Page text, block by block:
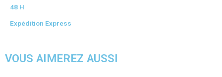
48 H
Expédition Express
VOUS AIMEREZ AUSSI